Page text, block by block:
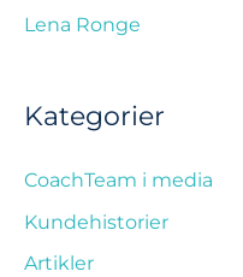
Lena Ronge
Kategorier
CoachTeam i media
Kundehistorier
Artikler